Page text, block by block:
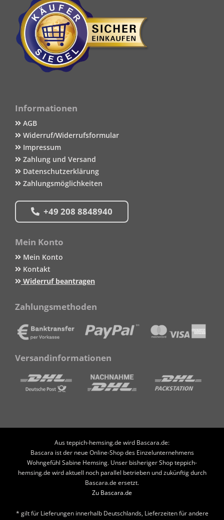
Informationen
AGB
Widerruf/Widerrufsformular
Impressum
Zahlung und Versand
Datenschutzerklärung
Zahlungsmöglichkeiten
+49 208 8848940
Mein Konto
Mein Konto
Kontakt
Widerruf beantragen
Zahlungsmethoden
Versandinformationen
Aus teppich-hemsing.de wird Bascara.de:
Bascara ist der neue Online-Shop des Einzelunternehmens
Wohngefühl Sabine Hemsing. Unser bisheriger Shop teppich-
hemsing.de wird aktuell noch parallel betrieben und zukünftig durch
Bascara.de ersetzt.
Zu Bascara.de
* gilt für Lieferungen innerhalb Deutschlands, Lieferzeiten für andere